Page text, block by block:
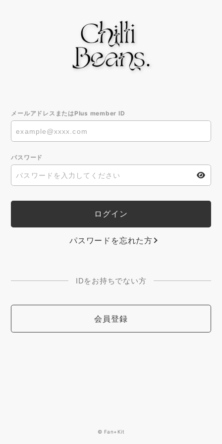
メールアドレスまたはPlus member ID
パスワード
パスワードを忘れた方
IDをお持ちでない方
会員登録
© Fan+Kit